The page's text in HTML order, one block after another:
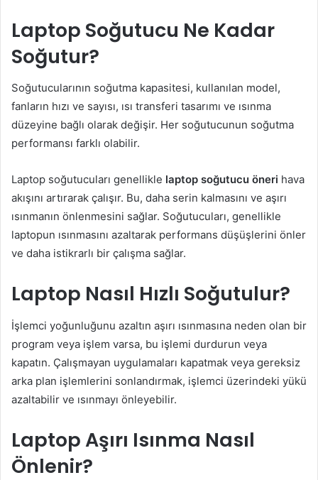
Laptop Soğutucu Ne Kadar
Soğutur?
Soğutucularının soğutma kapasitesi, kullanılan model,
fanların hızı ve sayısı, ısı transferi tasarımı ve ısınma
düzeyine bağlı olarak değişir. Her soğutucunun soğutma
performansı farklı olabilir.
Laptop soğutucuları genellikle laptop soğutucu öneri hava
akışını artırarak çalışır. Bu, daha serin kalmasını ve aşırı
ısınmanın önlenmesini sağlar. Soğutucuları, genellikle
laptopun ısınmasını azaltarak performans düşüşlerini önler
ve daha istikrarlı bir çalışma sağlar.
Laptop Nasıl Hızlı Soğutulur?
İşlemci yoğunluğunu azaltın aşırı ısınmasına neden olan bir
program veya işlem varsa, bu işlemi durdurun veya
kapatın. Çalışmayan uygulamaları kapatmak veya gereksiz
arka plan işlemlerini sonlandırmak, işlemci üzerindeki yükü
azaltabilir ve ısınmayı önleyebilir.
Laptop Aşırı Isınma Nasıl
Önlenir?